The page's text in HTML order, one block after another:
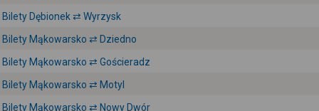
Bilety Dębionek ⇄ Wyrzysk
Bilety Mąkowarsko ⇄ Dziedno
Bilety Mąkowarsko ⇄ Gościeradz
Bilety Mąkowarsko ⇄ Motyl
Bilety Mąkowarsko ⇄ Nowy Dwór